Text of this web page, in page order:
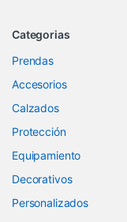
Categorias
Prendas
Accesorios
Calzados
Protección
Equipamiento
Decorativos
Personalizados